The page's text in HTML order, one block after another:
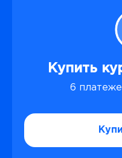
Купить
6